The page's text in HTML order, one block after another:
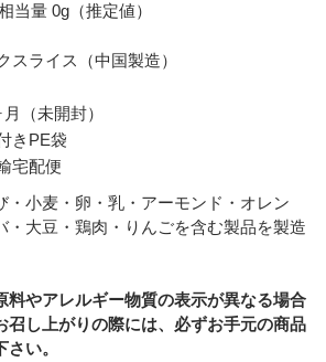
必須
話
当量 0g（推定値）
スライス（中国製造）
（未開封）
きPE袋
宅配便
・小麦・卵・乳・アーモンド・オレン
・大豆・鶏肉・りんごを含む製品を製造
料やアレルギー物質の表示が異なる場合
召し上がりの際には、必ずお手元の商品
い。